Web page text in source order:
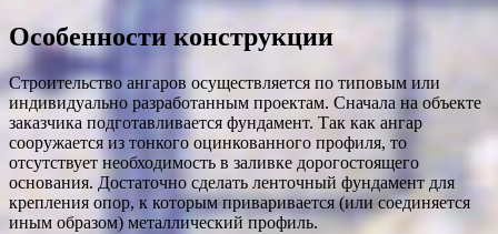
Особенности конструкции
Строительство ангаров осуществляется по типовым или
индивидуально разработанным проектам. Сначала на объекте
заказчика подготавливается фундамент. Так как ангар
сооружается из тонкого оцинкованного профиля, то
отсутствует необходимость в заливке дорогостоящего
основания. Достаточно сделать ленточный фундамент для
крепления опор, к которым приваривается (или соединяется
иным образом) металлический профиль.